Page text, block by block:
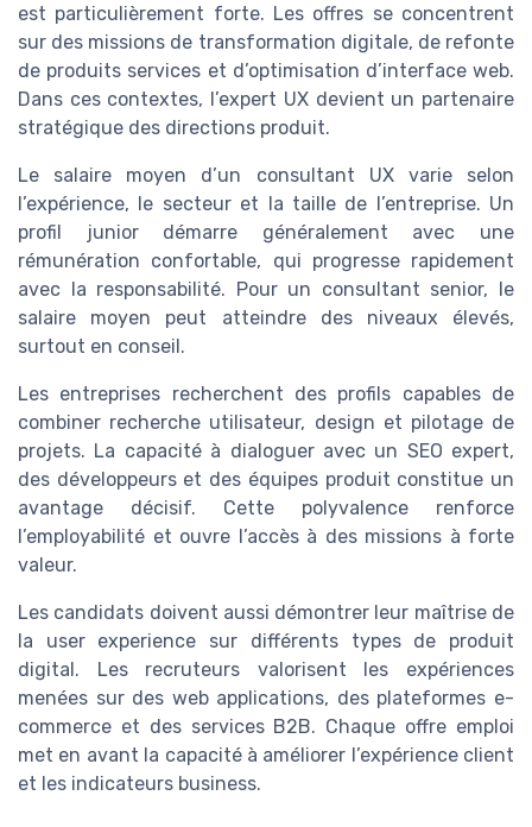
est particulièrement forte. Les offres se concentrent
sur des missions de transformation digitale, de refonte
de produits services et d’optimisation d’interface web.
Dans ces contextes, l’expert UX devient un partenaire
stratégique des directions produit.
Le salaire moyen d’un consultant UX varie selon
l’expérience, le secteur et la taille de l’entreprise. Un
profil junior démarre généralement avec une
rémunération confortable, qui progresse rapidement
avec la responsabilité. Pour un consultant senior, le
salaire moyen peut atteindre des niveaux élevés,
surtout en conseil.
Les entreprises recherchent des profils capables de
combiner recherche utilisateur, design et pilotage de
projets. La capacité à dialoguer avec un SEO expert,
des développeurs et des équipes produit constitue un
avantage décisif. Cette polyvalence renforce
l’employabilité et ouvre l’accès à des missions à forte
valeur.
Les candidats doivent aussi démontrer leur maîtrise de
la user experience sur différents types de produit
digital. Les recruteurs valorisent les expériences
menées sur des web applications, des plateformes e-
commerce et des services B2B. Chaque offre emploi
met en avant la capacité à améliorer l’expérience client
et les indicateurs business.